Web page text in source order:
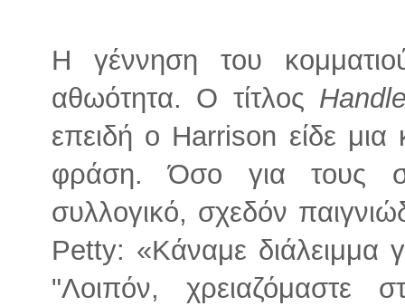
Η γέννηση του
αθωότητα. Ο τίτλος
επειδή ο Harrison είδε
φράση. Όσο για τους
συλλογικό, σχεδόν
Petty: «Κάναμε διάλειμμα
"Λοιπόν, χρειαζόμαστε